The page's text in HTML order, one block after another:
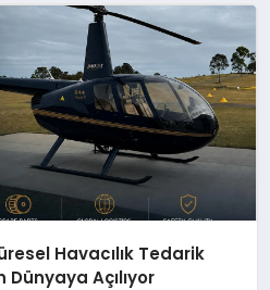
Havacılık Tedarik
Açılıyor